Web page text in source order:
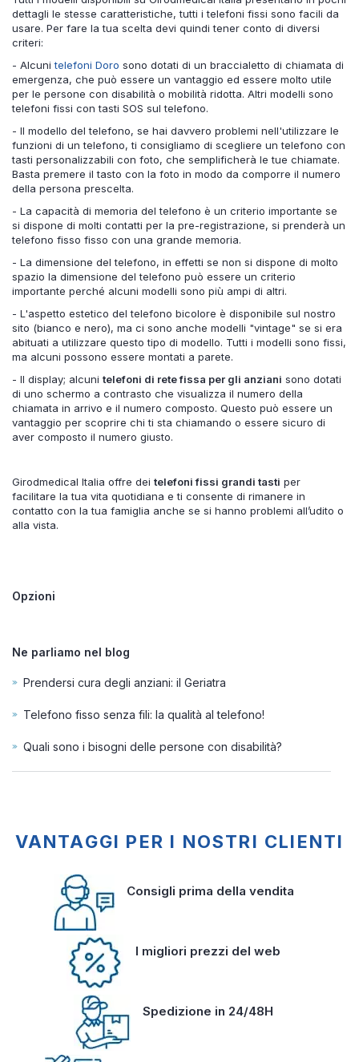
dettagli le stesse caratteristiche, tutti i telefoni fissi sono facili da
usare. Per fare la tua scelta devi quindi tener conto di diversi
criteri:
- Alcunitelefoni Doro sono dotati di un braccialetto di chiamata di
emergenza, che può essere un vantaggio ed essere molto utile
per le persone con disabilità o mobilità ridotta. Altri modelli sono
telefoni fissi con tasti SOS sul telefono.
- Il modello del telefono, se hai davvero problemi nell'utilizzare le
funzioni di un telefono, ti consigliamo di scegliere un telefono con
tasti personalizzabili con foto, che semplificherà le tue chiamate.
Basta premere il tasto con la foto in modo da comporre il numero
della persona prescelta.
- La capacità di memoria del telefono è un criterio importante se
si dispone di molti contatti per la pre-registrazione, si prenderà un
telefono fisso fisso con una grande memoria.
- La dimensione del telefono, in effetti se non si dispone di molto
spazio la dimensione del telefono può essere un criterio
importante perché alcuni modelli sono più ampi di altri.
- L'aspetto estetico del telefono bicolore è disponibile sul nostro
sito (bianco e nero), ma ci sono anche modelli "vintage" se si era
abituati a utilizzare questo tipo di modello. Tutti i modelli sono fissi,
ma alcuni possono essere montati a parete.
- Il display; alcuni telefoni di rete fissa per gli anziani sono dotati
di uno schermo a contrasto che visualizza il numero della
chiamata in arrivo e il numero composto. Questo può essere un
vantaggio per scoprire chi ti sta chiamando o essere sicuro di
aver composto il numero giusto.
Girodmedical Italia offre dei telefoni fissi grandi tasti per
facilitare la tua vita quotidiana e ti consente di rimanere in
contatto con la tua famiglia anche se si hanno problemi all’udito o
alla vista.
Opzioni
Ne parliamo nel blog
Prendersi cura degli anziani: il Geriatra
Telefono fisso senza fili: la qualità al telefono!
Quali sono i bisogni delle persone con disabilità?
VANTAGGI PER I NOSTRI CLIENTI
Consigli prima della vendita
I migliori prezzi del web
Spedizione in 24/48H